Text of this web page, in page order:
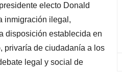
electo Donald
inmigración ilegal,
disposición establecida en
privaría de ciudadanía a los
legal y social de